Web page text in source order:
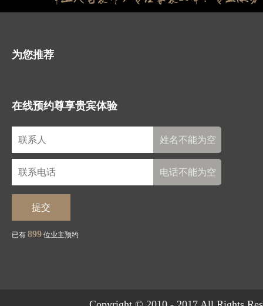
为您推荐
在线预约尊享贵宾体验
姓名不能为空
电话不能为空
提交
已有 899 位业主预约